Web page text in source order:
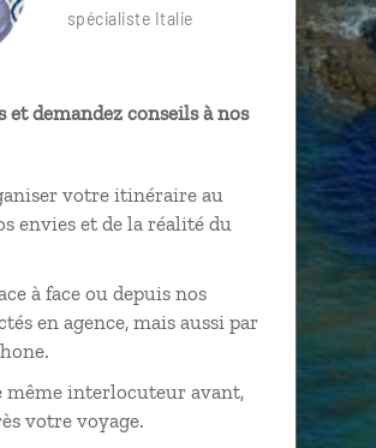
spécialiste Italie
et demandez conseils à nos
votre itinéraire au
envies et de la réalité du
à face ou depuis nos
en agence, mais aussi par
même interlocuteur avant,
votre voyage.